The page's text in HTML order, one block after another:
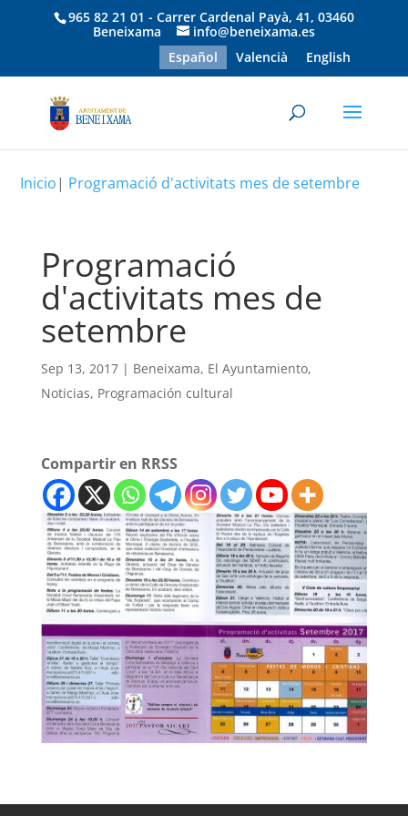
965 82 21 01 - Carrer Cardenal Payà, 41, 03460
Beneixama
info@beneixama.es
Español
Valencià English
Inicio| Programació d'activitats mes de setembre
Programació
d'activitats mes de
setembre
Sep 13, 2017| Beneixama, El Ayuntamiento,
Noticias, Programación cultural
Compartir en RRSS